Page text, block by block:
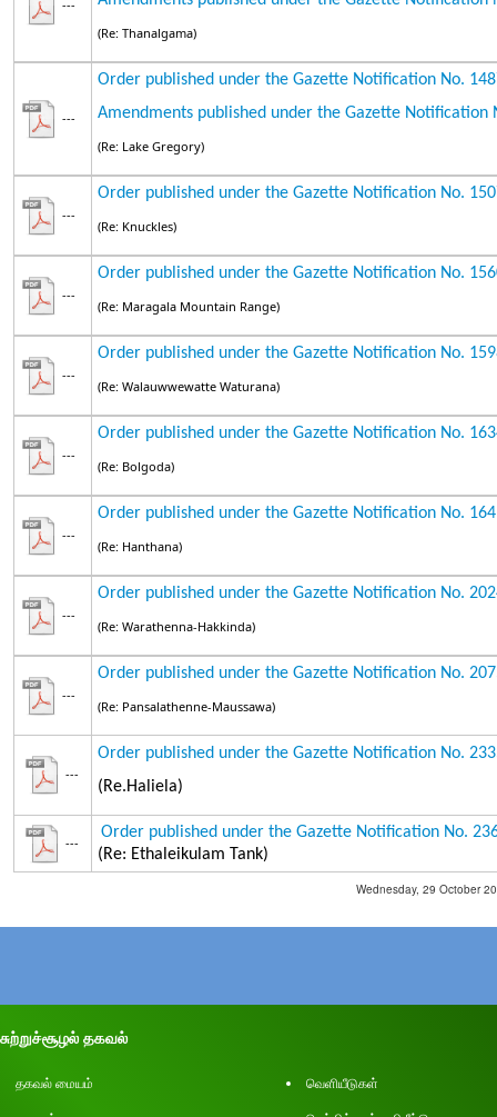
---
(Re: Thanalgama)
---
Order published under the Gazette Notification No.
Amendments published under the Gazette Notification
(Re: Lake Gregory)
---
Order published under the Gazette Notification No.
(Re: Knuckles)
---
Order published under the Gazette Notification No.
(Re: Maragala Mountain Range)
---
Order published under the Gazette Notification No.
(Re: Walauwwewatte Waturana)
---
Order published under the Gazette Notification No.
(Re: Bolgoda)
---
Order published under the Gazette Notification No.
(Re: Hanthana)
---
Order published under the Gazette Notification No.
(Re: Warathenna-Hakkinda)
---
Order published under the Gazette Notification No.
(Re: Pansalathenne-Maussawa)
---
Order published under the Gazette Notification No.
(Re.Haliela)
---
Order published under the Gazette Notification No.
(Re: Ethaleikulam Tank)
Wednesday, 29 October
சுற்றுச்சூழல் தகவல்
தகவல் மையம்
வெளியீடுகள்